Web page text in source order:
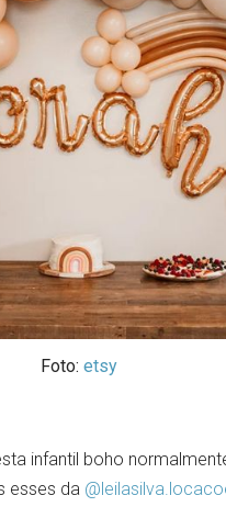
Foto: etsy
infantil boho
esses da